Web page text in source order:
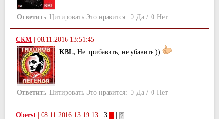
Ответить Цитировать Это нравится: 0 Да / 0 Нет
СКМ
08.11.2016 13:51:45
KBL, Не прибавить, не убавить.))
Ответить Цитировать Это нравится: 0 Да / 0 Нет
Oberst 08.11.2016 13:19:13 | 3